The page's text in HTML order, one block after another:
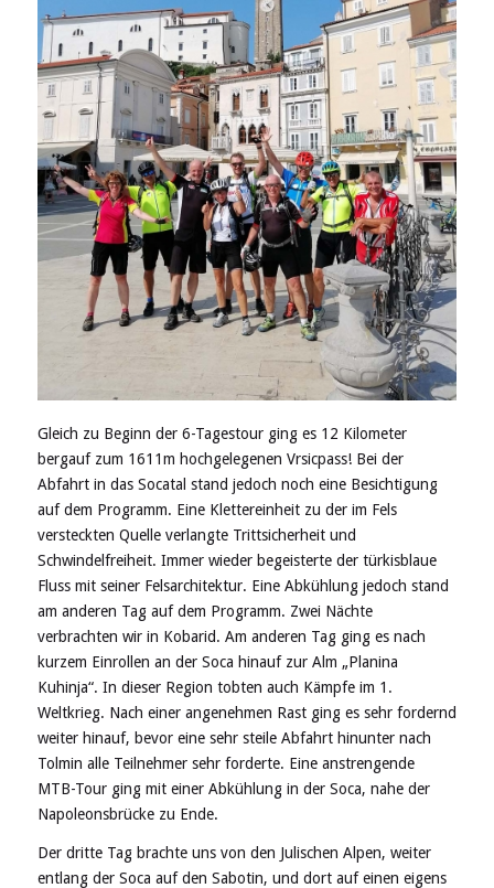
Gleich zu Beginn der 6-Tagestour ging es 12 Kilometer
bergauf zum 1611m hochgelegenen Vrsicpass! Bei der
Abfahrt in das Socatal stand jedoch noch eine Besichtigung
auf dem Programm. Eine Klettereinheit zu der im Fels
versteckten Quelle verlangte Trittsicherheit und
Schwindelfreiheit. Immer wieder begeisterte der türkisblaue
Fluss mit seiner Felsarchitektur. Eine Abkühlung jedoch stand
am anderen Tag auf dem Programm. Zwei Nächte
verbrachten wir in Kobarid. Am anderen Tag ging es nach
kurzem Einrollen an der Soca hinauf zur Alm „Planina
Kuhinja“. In dieser Region tobten auch Kämpfe im 1.
Weltkrieg. Nach einer angenehmen Rast ging es sehr fordernd
weiter hinauf, bevor eine sehr steile Abfahrt hinunter nach
Tolmin alle Teilnehmer sehr forderte. Eine anstrengende
MTB-Tour ging mit einer Abkühlung in der Soca, nahe der
Napoleonsbrücke zu Ende.
Der dritte Tag brachte uns von den Julischen Alpen, weiter
entlang der Soca auf den Sabotin, und dort auf einen eigens